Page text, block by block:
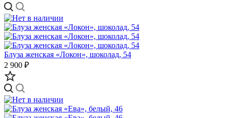
Блуза женская «Локон», шоколад, 54
2 900 ₽